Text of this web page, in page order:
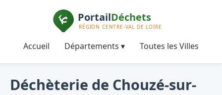
Accueil Départements ▾ Toutes les Villes
Déchèterie de Chouzé-sur-